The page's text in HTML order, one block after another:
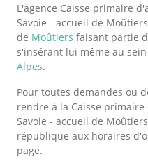
L'agence Caisse primaire
Savoie - accueil de
de Moûtiers faisant partie
s'insérant lui même au
Alpes.
Pour toutes demandes ou
rendre à la Caisse primaire
Savoie - accueil de
république aux horaires
page.